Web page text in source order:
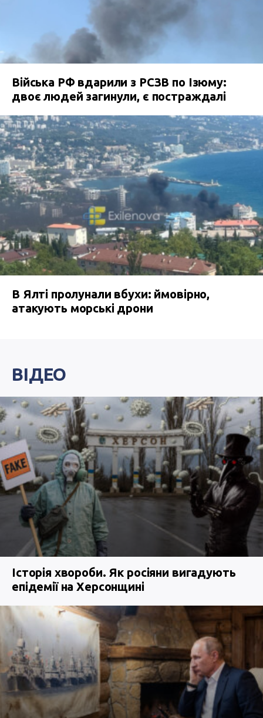
Війська РФ вдарили з РСЗВ по Ізюму:
двоє людей загинули, є постраждалі
В Ялті пролунали вбухи: ймовірно,
атакують морські дрони
ВІДЕО
Історія хвороби. Як росіяни вигадують
епідемії на Херсонщині